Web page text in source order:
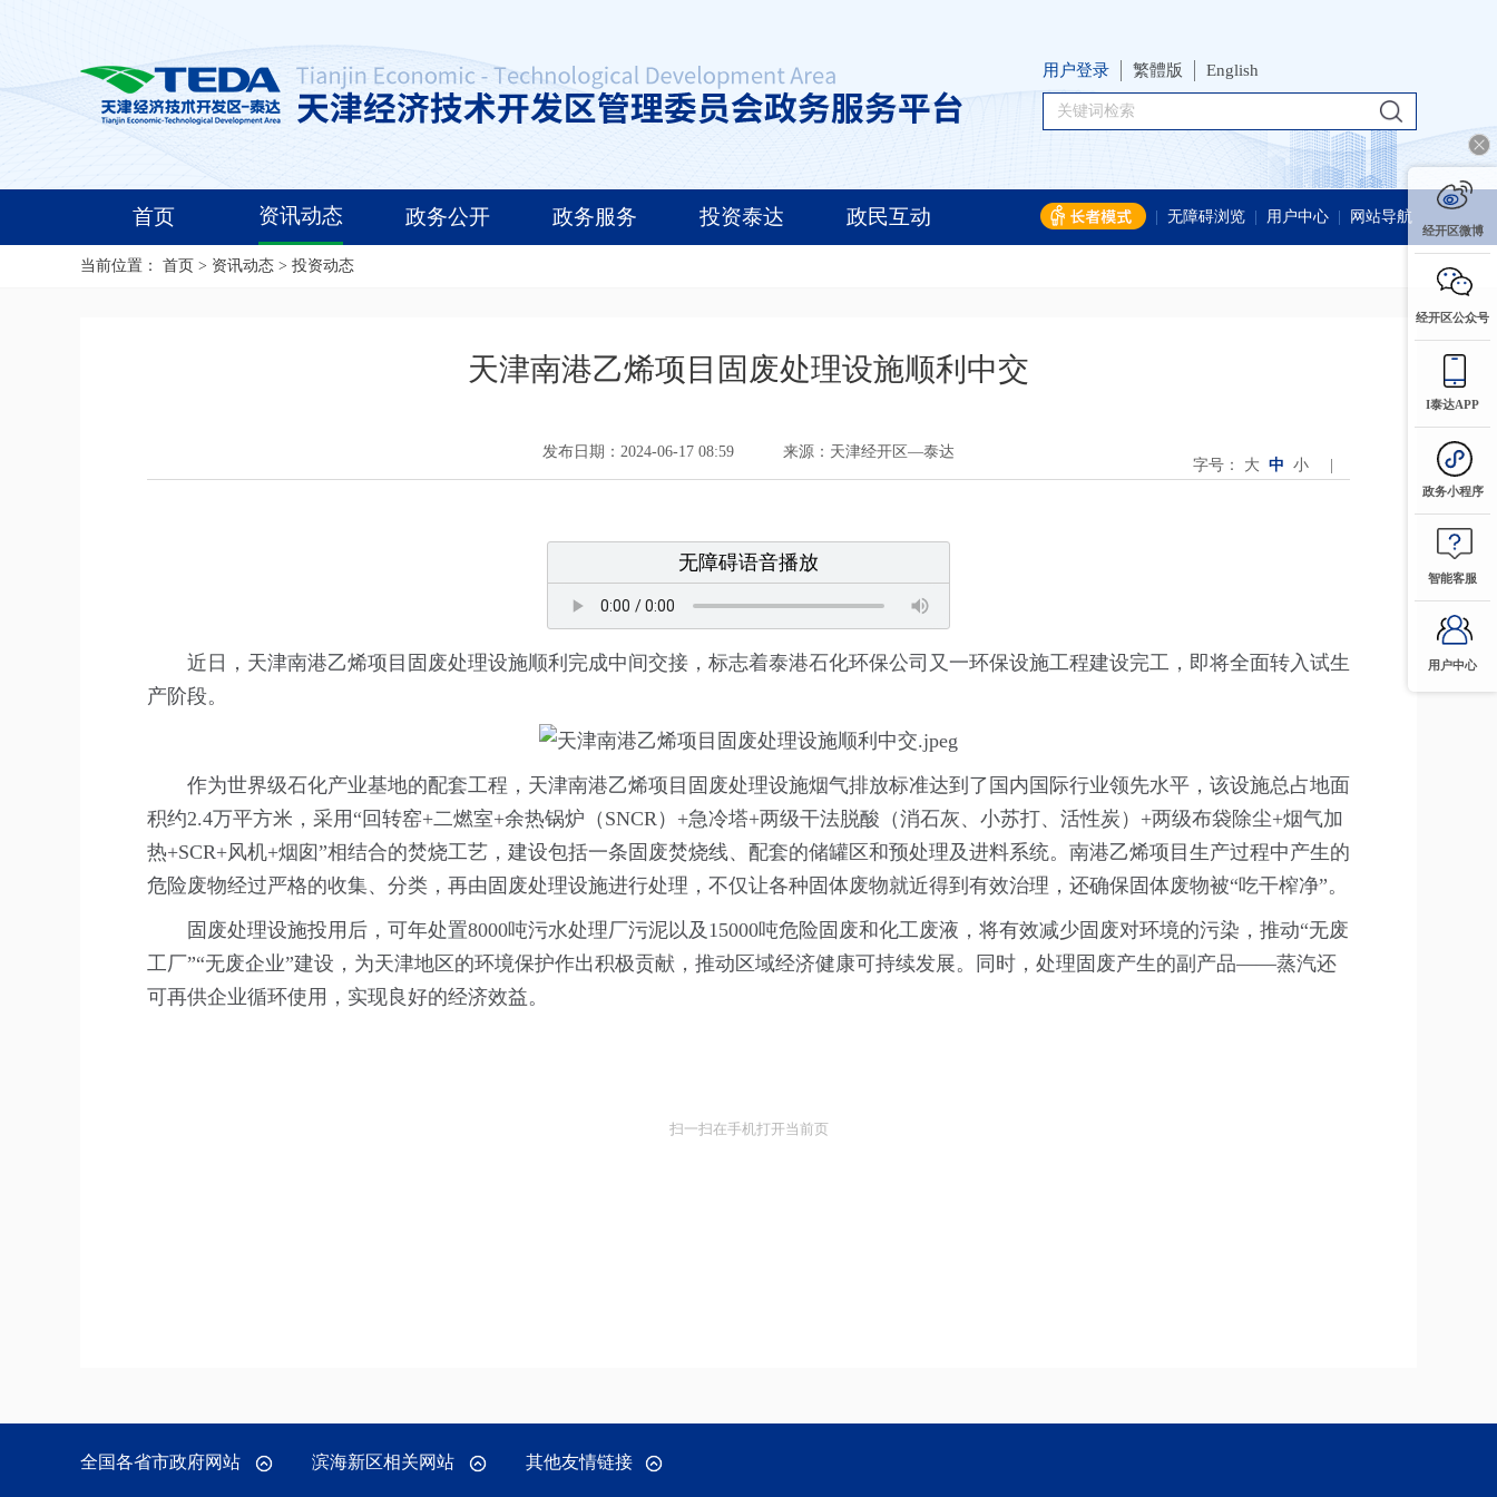
用户登录 繁體版 English
首页 资讯动态 政务公开 政务服务 投资泰达 政民互动 无障碍浏览 用户中心 网站导航
当前位置： 首页 > 资讯动态 > 投资动态
天津南港乙烯项目固废处理设施顺利中交
发布日期：2024-06-17 08:59
来源：天津经开区—泰达
字号： 大 中 小
无障碍语音播放
近日，天津南港乙烯项目固废处理设施顺利完成中间交接，标志着泰港石化环保公司又一环保设施工程建设完工，即将全面转入试生
产阶段。
作为世界级石化产业基地的配套工程，天津南港乙烯项目固废处理设施烟气排放标准达到了国内国际行业领先水平，该设施总占地面
积约2.4万平方米，采用“回转窑+二燃室+余热锅炉（SNCR）+急冷塔+两级干法脱酸（消石灰、小苏打、活性炭）+两级布袋除尘+烟气加
热+SCR+风机+烟囱”相结合的焚烧工艺，建设包括一条固废焚烧线、配套的储罐区和预处理及进料系统。南港乙烯项目生产过程中产生的
危险废物经过严格的收集、分类，再由固废处理设施进行处理，不仅让各种固体废物就近得到有效治理，还确保固体废物被“吃干榨净”。
固废处理设施投用后，可年处置8000吨污水处理厂污泥以及15000吨危险固废和化工废液，将有效减少固废对环境的污染，推动“无废
工厂”“无废企业”建设，为天津地区的环境保护作出积极贡献，推动区域经济健康可持续发展。同时，处理固废产生的副产品——蒸汽还
可再供企业循环使用，实现良好的经济效益。
扫一扫在手机打开当前页
经开区微博
经开区公众号
I泰达APP
政务小程序
智能客服
用户中心
全国各省市政府网站 滨海新区相关网站 其他友情链接